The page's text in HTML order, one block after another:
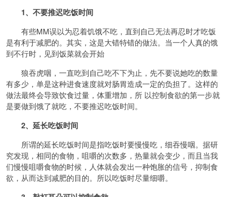
1、不要推迟吃饭时间
有些MM误以为忍着饥饿不吃，直到自己无法再忍时才吃饭
是有利于减肥的。其实，这是大错特错的做法。当一个人真的饿
到不行时，见到饭菜就会开始
狼吞虎咽，一直吃到自己吃不下为止，先不要说她吃的数量
有多少，单是这种进食速度就对肠胃造成一定的负担了。这样的
做法最终会导致饮食过量，体重增加，所 以控制食欲的第一步就
是要做到饿了就吃，不要推迟吃饭时间。
2、延长吃饭时间
所谓的延长吃饭时间是指吃饭时要慢慢吃，细吞慢咽。据研
究发现，相同的食物，咀嚼的次数多，热量就会变少，而且当我
们慢慢咀嚼食物的时候，人体就会发出一种饱胀的信号，抑制食
欲，从而达到减肥的目的。所以吃饭时尽量细嚼。